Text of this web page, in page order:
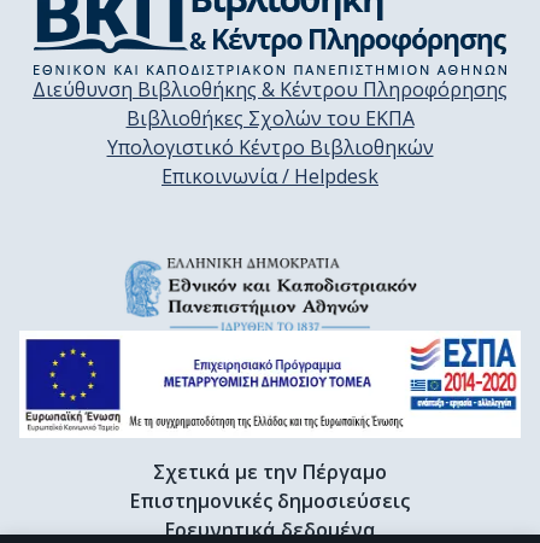
Διεύθυνση Βιβλιοθήκης & Κέντρου Πληροφόρησης
Βιβλιοθήκες Σχολών του ΕΚΠΑ
Υπολογιστικό Κέντρο Βιβλιοθηκών
Επικοινωνία / Helpdesk
Σχετικά με την Πέργαμο
Επιστημονικές δημοσιεύσεις
Ερευνητικά δεδομένα